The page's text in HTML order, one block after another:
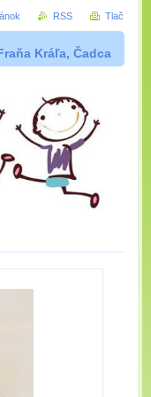
Kráľa, Čadca
RSS Tlač